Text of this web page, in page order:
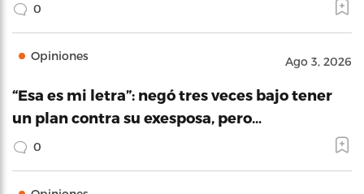
0
Opiniones Ago 3, 2026
“Esa es mi letra”: negó tres veces bajo tener
un plan contra su exesposa, pero…
0